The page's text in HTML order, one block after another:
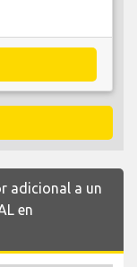
adicional a un
en